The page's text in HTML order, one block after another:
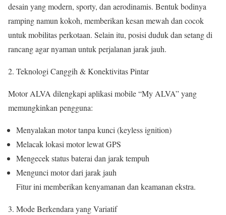
desain yang modern, sporty, dan aerodinamis. Bentuk bodinya
ramping namun kokoh, memberikan kesan mewah dan cocok
untuk mobilitas perkotaan. Selain itu, posisi duduk dan setang di
rancang agar nyaman untuk perjalanan jarak jauh.
Teknologi Canggih & Konektivitas Pintar
Motor ALVA dilengkapi aplikasi mobile “My ALVA” yang
memungkinkan pengguna:
Menyalakan motor tanpa kunci (keyless ignition)
Melacak lokasi motor lewat GPS
Mengecek status baterai dan jarak tempuh
Mengunci motor dari jarak jauh
Fitur ini memberikan kenyamanan dan keamanan ekstra.
Mode Berkendara yang Variatif